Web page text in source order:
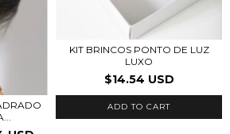
KIT BRINCOS PONTO DE LUZ
LUXO
$14.54 USD